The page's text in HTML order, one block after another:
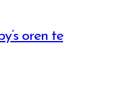
oren te